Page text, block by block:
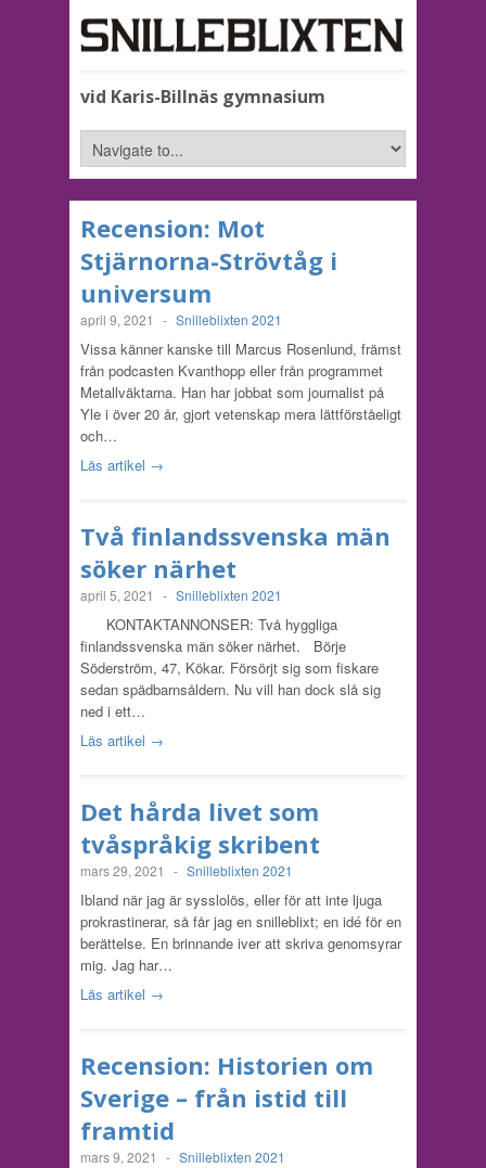
vid Karis-Billnäs gymnasium
Recension: Mot
Stjärnorna-Strövtåg i
universum
april 9, 2021 - Snilleblixten 2021
Vissa känner kanske till Marcus Rosenlund, främst
från podcasten Kvanthopp eller från programmet
Metallväktarna. Han har jobbat som journalist på
Yle i över 20 år, gjort vetenskap mera lättförståeligt
och…
Läs artikel →
Två finlandssvenska män
söker närhet
april 5, 2021 - Snilleblixten 2021
KONTAKTANNONSER: Två hyggliga
finlandssvenska män söker närhet. Börje
Söderström, 47, Kökar. Försörjt sig som fiskare
sedan spädbarnsåldern. Nu vill han dock slå sig
ned i ett…
Läs artikel →
Det hårda livet som
tvåspråkig skribent
mars 29, 2021 - Snilleblixten 2021
Ibland när jag är sysslolös, eller för att inte ljuga
prokrastinerar, så får jag en snilleblixt; en idé för en
berättelse. En brinnande iver att skriva genomsyrar
mig. Jag har…
Läs artikel →
Recension: Historien om
Sverige – från istid till
framtid
mars 9, 2021 - Snilleblixten 2021